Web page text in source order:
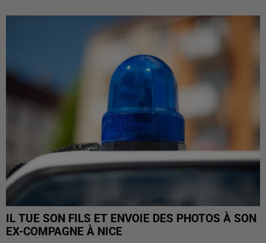
IL TUE SON FILS ET ENVOIE DES PHOTOS À SON
EX-COMPAGNE À NICE